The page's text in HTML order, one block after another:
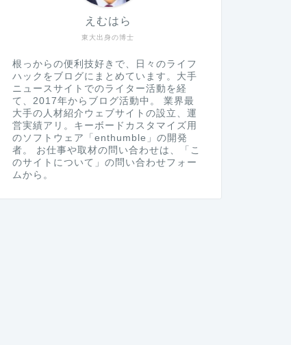
東大出身の博士
えむはら
根っからの便利技好きで、日々のライフ
ハックをブログにまとめています。大手
ニュースサイトでのライター活動を経
て、2017年からブログ活動中。 業界最
大手の人材紹介ウェブサイトの設立、運
営実績アリ。キーボードカスタマイズ用
のソフトウェア「enthumble」の開発
者。 お仕事や取材の問い合わせは、「こ
のサイトについて」の問い合わせフォー
ムから。